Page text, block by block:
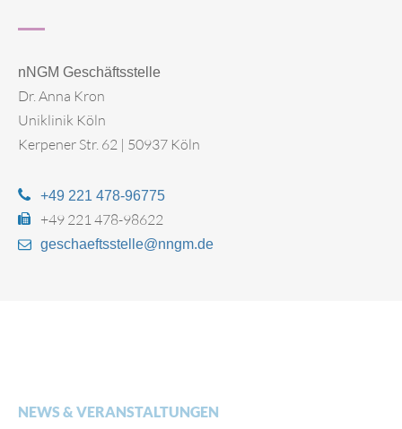
nNGM Geschäftsstelle
Dr. Anna Kron
Uniklinik Köln
Kerpener Str. 62 | 50937 Köln
+49 221 478-96775
+49 221 478-98622
geschaeftsstelle@nngm.de
NEWS & VERANSTALTUNGEN